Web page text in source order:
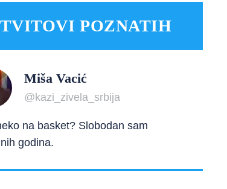
TVITOVI POZNATIH
Miša Vacić
@kazi_zivela_srbija
na basket? Slobodan sam
godina.